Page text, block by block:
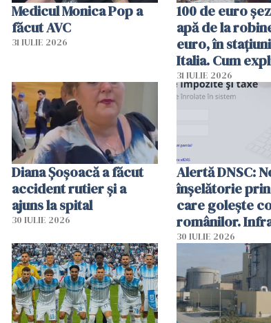
Medicul Monica Pop a
făcut AVC
31 IULIE 2026
100 de euro
apă de la
euro, în
Italia. Cum
autoritățile
31 IULIE 2026
Diana Șoșoacă a făcut
accident rutier și a
ajuns la spital
30 IULIE 2026
Alertă DNSC:
înșelătorie prin
care golește
românilor.
folosesc
Ghișeul.ro și
Române
30 IULIE 2026